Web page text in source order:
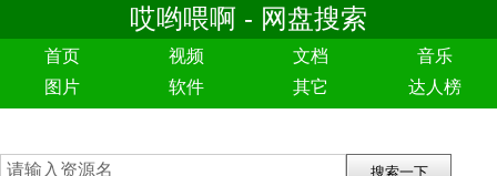
哎哟喂啊 - 网盘搜索
首页 视频 文档
音乐
图片
软件 其它 达人榜